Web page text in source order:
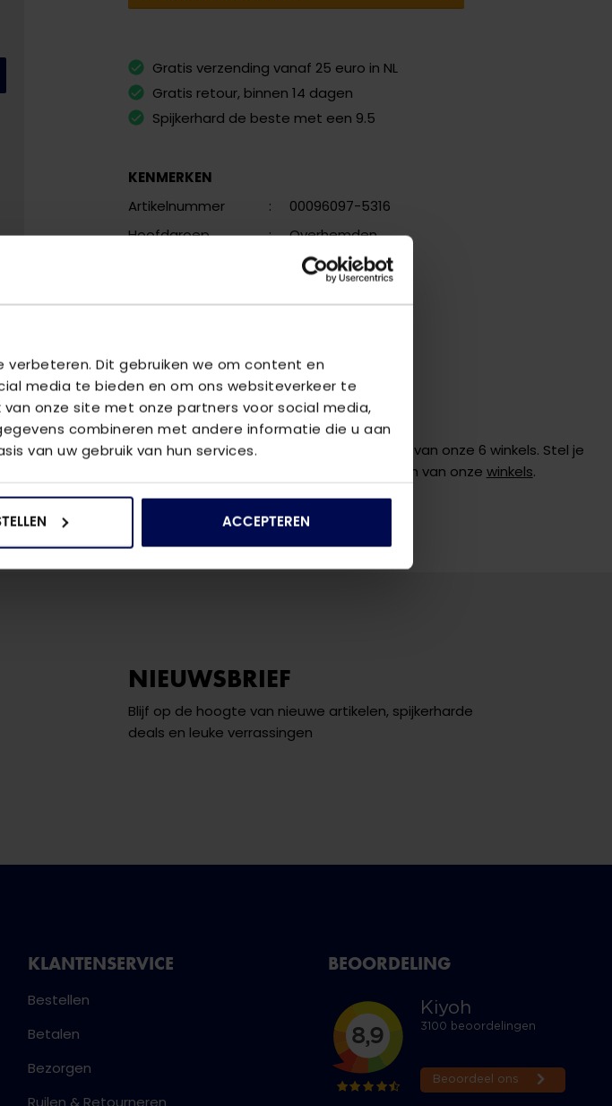
verbeteren. Dit gebruiken we om content en
media te bieden en om ons websiteverkeer te
onze site met onze partners voor social media,
combineren met andere informatie die u aan
van uw gebruik van hun services.
ACCEPTEREN
Gratis verzending vanaf 25 euro in NL
Gratis retour, binnen 14 dagen
Spijkerhard de beste met een 9.5
KENMERKEN
Artikelnummer
:
00096097-5316
Hoofdgroep
:
Overhemden
Serenity
Long Sleeve Shirt Cobra - Serenity
VRAGEN OVER DIT PRODUCT?
We helpen je graag verder online of in één van onze 6 winkels. Stel je
of bezoek een van onze winkels.
NIEUWSBRIEF
Blijf op de hoogte van nieuwe artikelen, spijkerharde
deals en leuke verrassingen
KLANTENSERVICE
Bestellen
Betalen
Bezorgen
Ruilen & Retourneren
BEOORDELING